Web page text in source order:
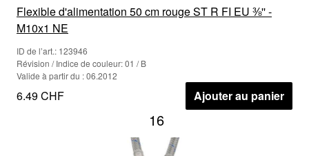
Flexible d'alimentation 50 cm rouge ST R FI EU ⅜'' -
M10x1 NE
ID de l’art.: 123946
Révision / Indice de couleur: 01 / B
Valide à partir du : 06.2012
6.49 CHF Ajouter au panier
16